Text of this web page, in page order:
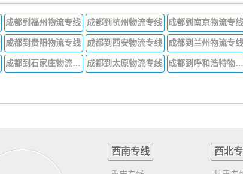
成都到福州物流专线 成都到杭州物流专线 成都到南京物流专线
成都到贵阳物流专线 成都到西安物流专线 成都到兰州物流专线
成都到石家庄物流专线 成都到太原物流专线 成都到呼和浩特物流专线
西南专线 西北